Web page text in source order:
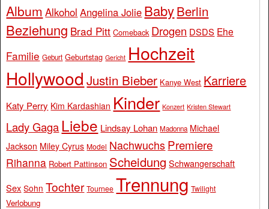
Album Alkohol Angelina Jolie BabyBerlin
Beziehung Brad Pitt Comeback Drogen DSDS Ehe
Familie Geburt Geburtstag Gericht Hochzeit
Hollywood Justin Bieber Kanye West Karriere
Katy Perry Kim Kardashian Kinder Konzert Kristen Stewart
Lady Gaga Liebe Lindsay Lohan Madonna Michael
Jackson Miley Cyrus Model Nachwuchs Premiere
Rihanna Robert Pattinson Scheidung Schwangerschaft
Sex Sohn Tochter Tournee Trennung Twilight
Verlobung